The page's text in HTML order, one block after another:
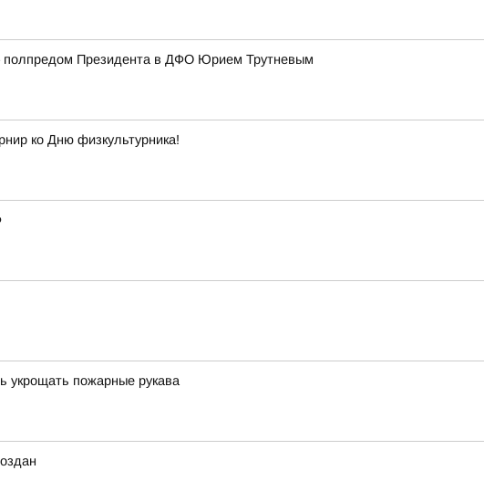
полпредом Президента в ДФО Юрием Трутневым
ко Дню физкультурника!
укрощать пожарные рукава